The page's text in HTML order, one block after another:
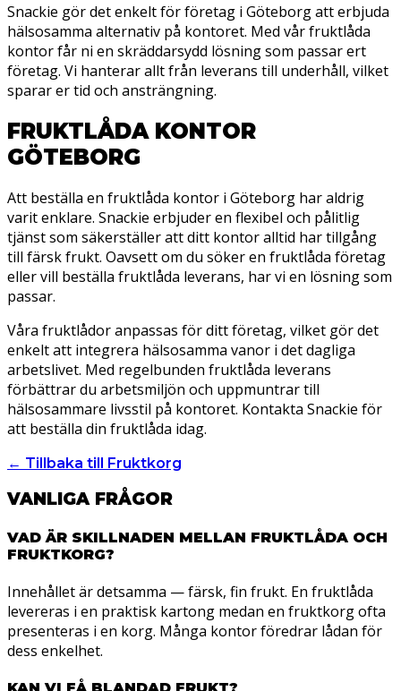
Snackie gör det enkelt för företag i Göteborg att erbjuda
hälsosamma alternativ på kontoret. Med vår fruktlåda
kontor får ni en skräddarsydd lösning som passar ert
företag. Vi hanterar allt från leverans till underhåll, vilket
sparar er tid och ansträngning.
FRUKTLÅDA KONTOR
GÖTEBORG
Att beställa en fruktlåda kontor i Göteborg har aldrig
varit enklare. Snackie erbjuder en flexibel och pålitlig
tjänst som säkerställer att ditt kontor alltid har tillgång
till färsk frukt. Oavsett om du söker en fruktlåda företag
eller vill beställa fruktlåda leverans, har vi en lösning som
passar.
Våra fruktlådor anpassas för ditt företag, vilket gör det
enkelt att integrera hälsosamma vanor i det dagliga
arbetslivet. Med regelbunden fruktlåda leverans
förbättrar du arbetsmiljön och uppmuntrar till
hälsosammare livsstil på kontoret. Kontakta Snackie för
att beställa din fruktlåda idag.
← Tillbaka till Fruktkorg
VANLIGA FRÅGOR
VAD ÄR SKILLNADEN MELLAN FRUKTLÅDA OCH
FRUKTKORG?
Innehållet är detsamma — färsk, fin frukt. En fruktlåda
levereras i en praktisk kartong medan en fruktkorg ofta
presenteras i en korg. Många kontor föredrar lådan för
dess enkelhet.